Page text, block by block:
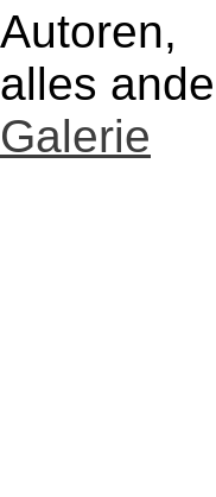
Autoren,
alles
Galerie